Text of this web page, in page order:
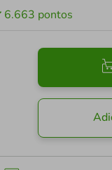
6.663 pontos